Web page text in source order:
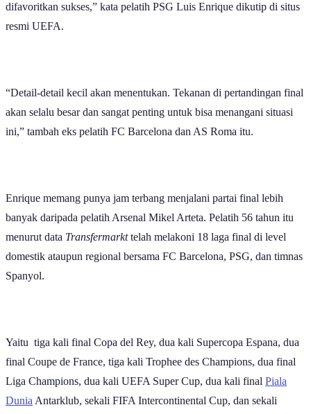
difavoritkan sukses,” kata pelatih PSG Luis Enrique dikutip di situs
resmi UEFA.
“Detail-detail kecil akan menentukan. Tekanan di pertandingan final
akan selalu besar dan sangat penting untuk bisa menangani situasi
ini,” tambah eks pelatih FC Barcelona dan AS Roma itu.
Enrique memang punya jam terbang menjalani partai final lebih
banyak daripada pelatih Arsenal Mikel Arteta. Pelatih 56 tahun itu
menurut data Transfermarkttelah melakoni 18 laga final di level
domestik ataupun regional bersama FC Barcelona, PSG, dan timnas
Spanyol.
Yaitu tiga kali final Copa del Rey, dua kali Supercopa Espana, dua
final Coupe de France, tiga kali Trophee des Champions, dua final
Liga Champions, dua kali UEFA Super Cup, dua kali final Piala
Dunia Antarklub, sekali FIFA Intercontinental Cup, dan sekali